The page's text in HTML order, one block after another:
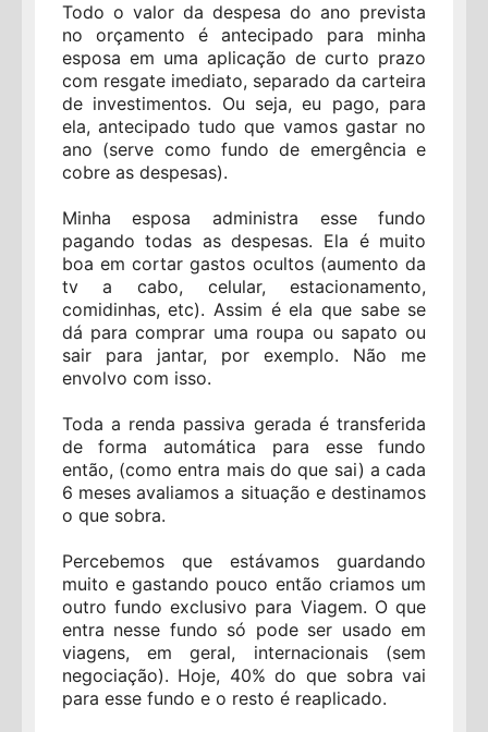
Todo o valor da despesa do ano prevista
no orçamento é antecipado para minha
esposa em uma aplicação de curto prazo
com resgate imediato, separado da carteira
de investimentos. Ou seja, eu pago, para
ela, antecipado tudo que vamos gastar no
ano (serve como fundo de emergência e
cobre as despesas).
Minha esposa administra esse fundo
pagando todas as despesas. Ela é muito
boa em cortar gastos ocultos (aumento da
tv a cabo, celular, estacionamento,
comidinhas, etc). Assim é ela que sabe se
dá para comprar uma roupa ou sapato ou
sair para jantar, por exemplo. Não me
envolvo com isso.
Toda a renda passiva gerada é transferida
de forma automática para esse fundo
então, (como entra mais do que sai) a cada
6 meses avaliamos a situação e destinamos
o que sobra.
Percebemos que estávamos guardando
muito e gastando pouco então criamos um
outro fundo exclusivo para Viagem. O que
entra nesse fundo só pode ser usado em
viagens, em geral, internacionais (sem
negociação). Hoje, 40% do que sobra vai
para esse fundo e o resto é reaplicado.